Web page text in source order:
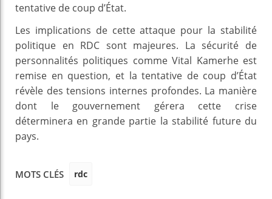
tentative de coup d’État.
Les implications de cette attaque pour la stabilité
politique en RDC sont majeures. La sécurité de
personnalités politiques comme Vital Kamerhe est
remise en question, et la tentative de coup d’État
révèle des tensions internes profondes. La manière
dont le gouvernement gérera cette crise
déterminera en grande partie la stabilité future du
pays.
MOTS CLÉS rdc